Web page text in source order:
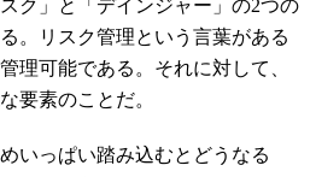
ク」と「デインジャー」の2つの
。リスク管理という言葉がある
理可能である。それに対して、
要素のことだ。
いっぱい踏み込むとどうなる